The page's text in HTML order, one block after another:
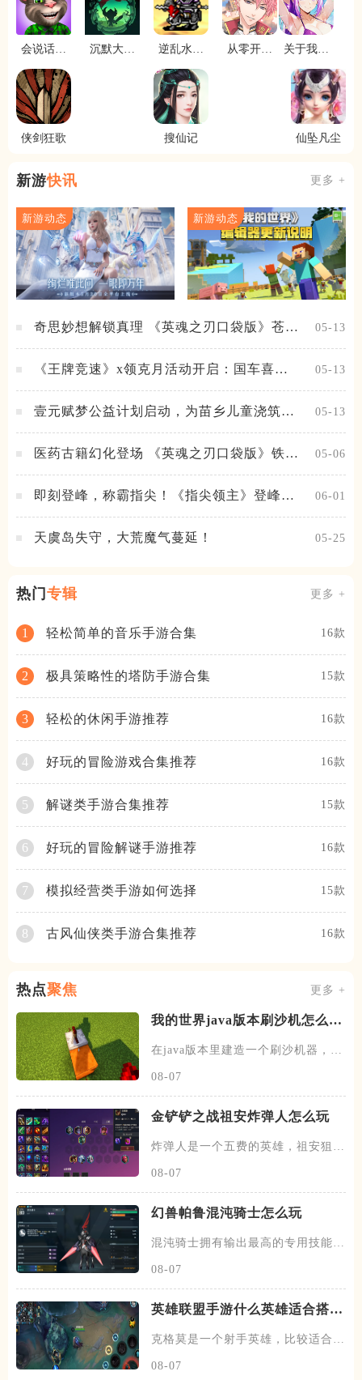
会说话的
沉默大陆
逆乱水浒
从零开始
关于我转
莱姆这档
事新世界
侠剑狂歌 搜仙记 仙坠凡尘
新游快讯 更多 +
新游动态 新游动态
奇思妙想解锁真理 《英魂之刃口袋版》苍天
05-13
《王牌竞速》x领克月活动开启：国车喜迎
05-13
壹元赋梦公益计划启动，为苗乡儿童浇筑梦
05-13
医药古籍幻化登场 《英魂之刃口袋版》铁扇
05-06
即刻登峰，称霸指尖！《指尖领主》登峰测
06-01
天虞岛失守，大荒魔气蔓延！ 05-25
热门 专辑 更多 +
1 轻松简单的音乐手游合集 16款
2 极具策略性的塔防手游合集 15款
3 轻松的休闲手游推荐 16款
4 好玩的冒险游戏合集推荐 16款
5 解谜类手游合集推荐 15款
6 好玩的冒险解谜手游推荐 16款
7 模拟经营类手游如何选择 15款
8 古风仙侠类手游合集推荐 16款
热点聚焦 更多 +
我的世界java版本刷沙机怎么建
在java版本里建造一个刷沙机器，首
08-07
金铲铲之战祖安炸弹人怎么玩
炸弹人是一个五费的英雄，祖安狙神
08-07
幻兽帕鲁混沌骑士怎么玩
混沌骑士拥有输出最高的专用技能双
08-07
英雄联盟手游什么英雄适合搭配
克格莫是一个射手英雄，比较适合走
08-07